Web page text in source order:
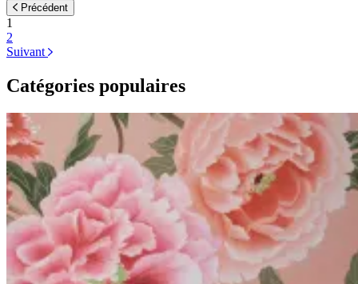
Précédent
1
2
Suivant
Catégories populaires